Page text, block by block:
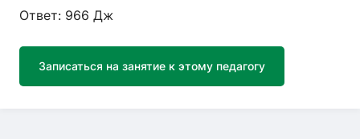
Ответ: 966 Дж
Записаться на занятие к этому педагогу